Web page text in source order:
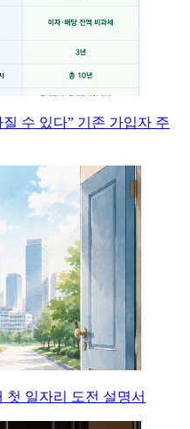
질 수 있다” 기존 가입자 주
첫 일자리 도전 설명서